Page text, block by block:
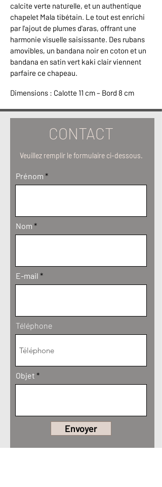
calcite verte naturelle, et un authentique
chapelet Mala tibétain. Le tout est enrichi
par l'ajout de plumes d'aras, offrant une
harmonie visuelle saisissante. Des rubans
amovibles, un bandana noir en coton et un
bandana en satin vert kaki clair viennent
parfaire ce chapeau.
Dimensions : Calotte 11 cm – Bord 8 cm
CONTACT
Veuillez remplir le formulaire ci-dessous.
Prénom
Nom
E-mail
Téléphone
Objet
Envoyer